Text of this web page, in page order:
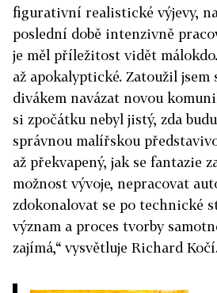
figurativní realistické výjevy,
poslední době intenzivně
je měl příležitost vidět
až apokalyptické. Zatoužil jsem
divákem navázat novou
si zpočátku nebyl jistý, zda
správnou malířskou
až překvapený, jak se fantazie
možnost vývoje, nepracovat
zdokonalovat se po technické
význam a proces tvorby
zajímá,“ vysvětluje Richard